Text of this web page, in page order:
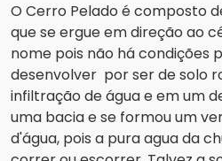
O Cerro Pelado é composto
que se ergue em direção ao
nome pois não há condições
desenvolver por ser de solo
infiltração de água e em um
uma bacia e se formou um
d'água, pois a pura agua da